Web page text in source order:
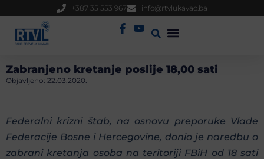
+387 35 553 967 info@rtvlukavac.ba
Zabranjeno kretanje poslije 18,00 sati
Objavljeno: 22.03.2020.
Federalni krizni štab, na osnovu preporuke Vlade
Federacije Bosne i Hercegovine, donio je naredbu o
zabrani kretanja osoba na teritoriji FBiH od 18 sati